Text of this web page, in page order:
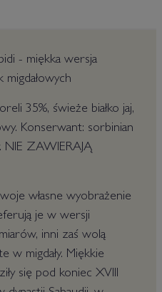
- miękka wersja
migdałowych
35%, świeże białko jaj,
Konserwant: sorbinian
NIE ZAWIERAJĄ
własne wyobrażenie
je w wersji
inni zaś wolą
w migdały. Miękkie
się pod koniec XVIII